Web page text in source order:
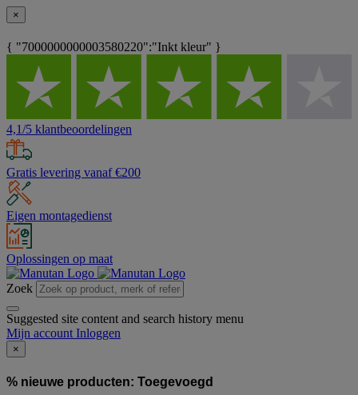
×
{ "7000000000003580220":"Inkt kleur" }
4,1/5 klantbeoordelingen
Gratis levering vanaf €200
Eigen montagedienst
Oplossingen op maat
Zoek
Suggested site content and search history menu
Mijn account Inloggen
×
% nieuwe producten: Toegevoegd